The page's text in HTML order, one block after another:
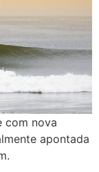
com nova
apontada